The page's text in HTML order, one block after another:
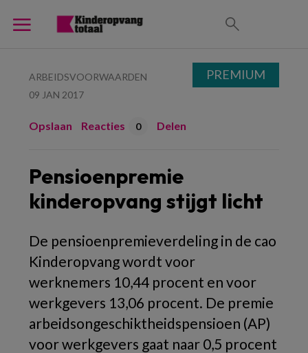
ARBEIDSVOORWAARDEN
09 JAN 2017
Opslaan Reacties 0 Delen
Pensioenpremie
kinderopvang stijgt licht
De pensioenpremieverdeling in de cao
Kinderopvang wordt voor
werknemers 10,44 procent en voor
werkgevers 13,06 procent. De premie
arbeidsongeschiktheidspensioen (AP)
voor werkgevers gaat naar 0,5 procent
PREMIUM